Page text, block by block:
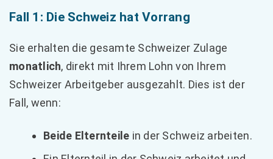
Fall 1: Die Schweiz hat Vorrang
Sie erhalten die gesamte Schweizer Zulage
monatlich, direkt mit Ihrem Lohn von Ihrem
Schweizer Arbeitgeber ausgezahlt. Dies ist der
Fall, wenn:
Beide Elternteile in der Schweiz arbeiten.